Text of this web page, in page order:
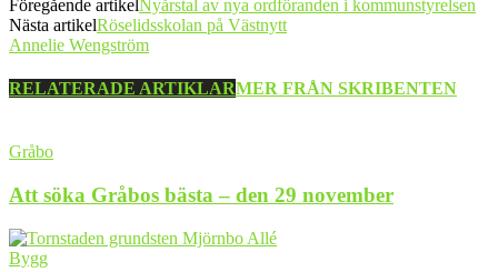
Föregående artikelNyårstal av nya ordföranden i kommunstyrelsen
Nästa artikelRöselidsskolan på Västnytt
Annelie Wengström
RELATERADE ARTIKLARMER FRÅN SKRIBENTEN
Gråbo
Att söka Gråbos bästa – den 29 november
Bygg